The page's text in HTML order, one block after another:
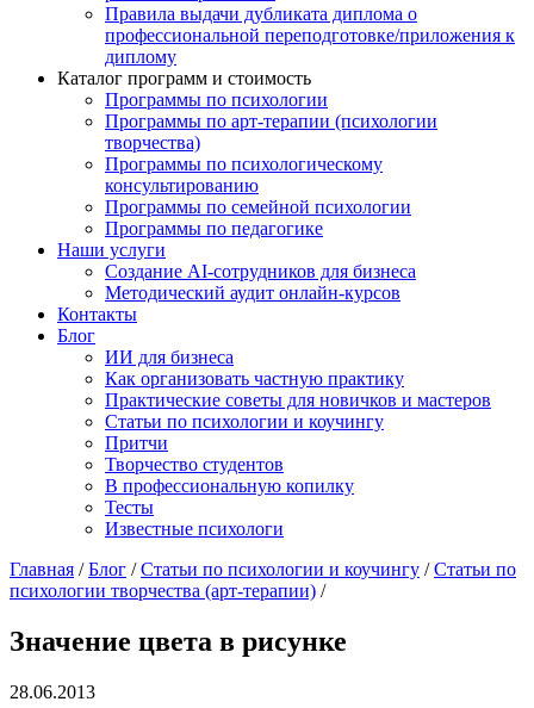
Правила выдачи дубликата диплома о
профессиональной переподготовке/приложения к
диплому
Каталог программ и стоимость
Программы по психологии
Программы по арт-терапии (психологии
творчества)
Программы по психологическому
консультированию
Программы по семейной психологии
Программы по педагогике
Наши услуги
Создание AI-сотрудников для бизнеса
Методический аудит онлайн-курсов
Контакты
Блог
ИИ для бизнеса
Как организовать частную практику
Практические советы для новичков и мастеров
Статьи по психологии и коучингу
Притчи
Творчество студентов
В профессиональную копилку
Тесты
Известные психологи
Главная /Блог /Статьи по психологии и коучингу /Статьи по
психологии творчества (арт-терапии) /
Значение цвета в рисунке
28.06.2013